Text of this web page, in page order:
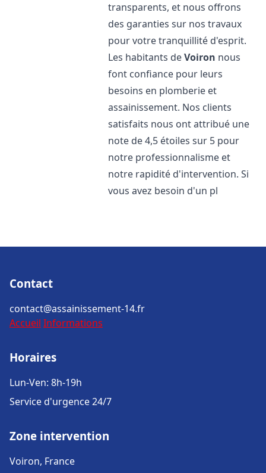
transparents, et nous offrons
des garanties sur nos travaux
pour votre tranquillité d'esprit.
Les habitants deVoiron nous
font confiance pour leurs
besoins en plomberie et
assainissement. Nos clients
satisfaits nous ont attribué une
note de 4,5 étoiles sur 5 pour
notre professionnalisme et
notre rapidité d'intervention. Si
vous avez besoin d'un pl
Contact
contact@assainissement-14.fr
Accueil Informations
Horaires
Lun-Ven: 8h-19h
Service d'urgence 24/7
Zone intervention
Voiron, France